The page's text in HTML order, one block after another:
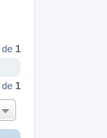
de 1
de 1